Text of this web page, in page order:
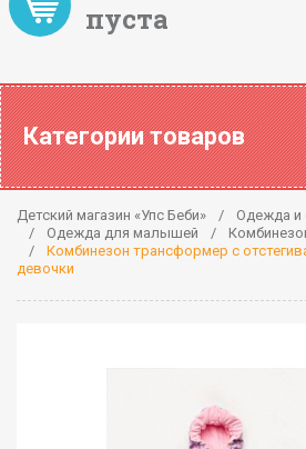
пуста
Категории товаров
Детский магазин «Упс Беби»
Одежда и
Одежда для малышей
Комбинезон трансформер с
девочки